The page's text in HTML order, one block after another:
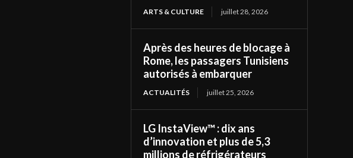
ARTS & CULTURE juillet 28, 2026
Après des heures de blocage à
Rome, les passagers Tunisiens
autorisés à embarquer
ACTUALITÉS juillet 25, 2026
LG InstaView™ : dix ans
d’innovation et plus de 5,3
millions de réfrigérateurs